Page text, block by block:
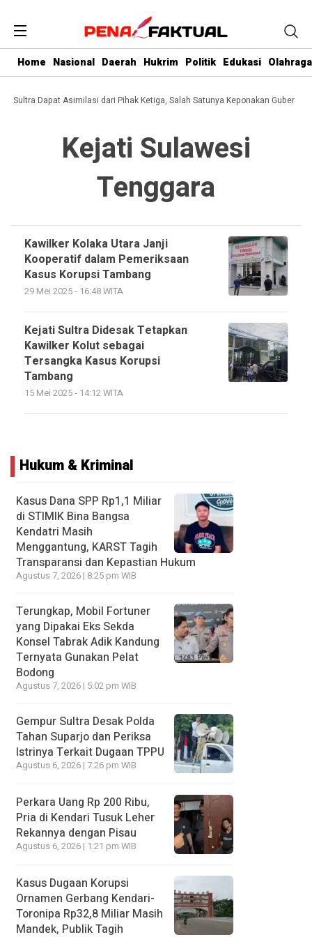
Home Nasional Daerah Hukrim Politik Edukasi Olahraga
Sultra Dapat Asimilasi dari Pihak Ketiga, Salah Satunya Keponakan Gubernur
Kejati Sulawesi
Tenggara
Kawilker Kolaka Utara Janji
Kooperatif dalam Pemeriksaan
Kasus Korupsi Tambang
29 Mei 2025 - 16:48 WITA
Kejati Sultra Didesak Tetapkan
Kawilker Kolut sebagai
Tersangka Kasus Korupsi
Tambang
15 Mei 2025 - 14:12 WITA
Hukum & Kriminal
Kasus Dana SPP Rp1,1 Miliar
di STIMIK Bina Bangsa
Kendatri Masih
Menggantung, KARST Tagih
Transparansi dan Kepastian Hukum
Agustus 7, 2026 | 8:25 pm WIB
Terungkap, Mobil Fortuner
yang Dipakai Eks Sekda
Konsel Tabrak Adik Kandung
Ternyata Gunakan Pelat
Bodong
Agustus 7, 2026 | 5:02 pm WIB
Gempur Sultra Desak Polda
Tahan Suparjo dan Periksa
Istrinya Terkait Dugaan TPPU
Agustus 6, 2026 | 7:26 pm WIB
Perkara Uang Rp 200 Ribu,
Pria di Kendari Tusuk Leher
Rekannya dengan Pisau
Agustus 6, 2026 | 1:21 pm WIB
Kasus Dugaan Korupsi
Ornamen Gerbang Kendari-
Toronipa Rp32,8 Miliar Masih
Mandek, Publik Tagih